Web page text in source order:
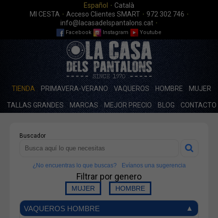
Español · Català
MI CESTA · Acceso Clientes SMART· 972 302 746 ·
info@lacasadelspantalons.cat ·
Facebook Instagram Youtube
TIENDA PRIMAVERA-VERANO VAQUEROS HOMBRE MUJER
TALLAS GRANDES MARCAS MEJOR PRECIO BLOG CONTACTO
Buscador
¿No encuentras lo que buscas? Evíanos una sugerencia
Filtrar por genero
VAQUEROS HOMBRE